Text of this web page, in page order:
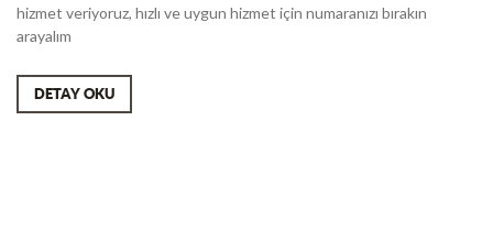
hizmet veriyoruz, hızlı ve uygun hizmet için numaranızı bırakın
arayalım
DETAY OKU